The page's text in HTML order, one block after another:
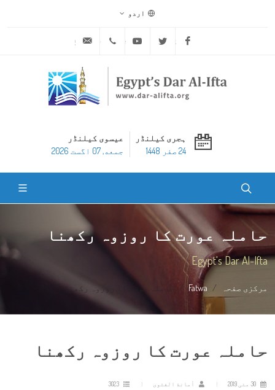
اردو
Facebook
Twitter
Youtube
ہجری کیلنڈر
24 صفر 1448
عیسوی کیلنڈر
جمعه, 07 اگست 2026
حاملہ عورت کا روزوہ رکھنا
Egypt's Dar Al-Ifta
مرکزی صفحہ Fatwa حاملہ عورت کا روزوہ رکھنا
حاملہ عورت کا روزوہ رکھنا
أمانة الفتوى